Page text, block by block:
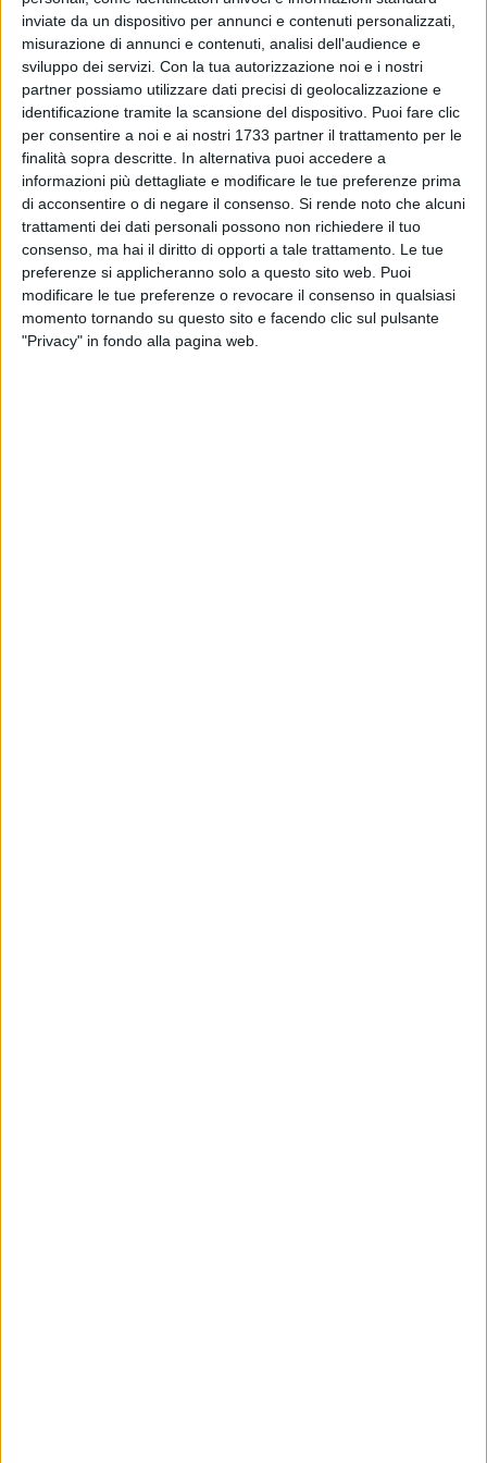
inviate da un dispositivo per annunci e contenuti personalizzati,
misurazione di annunci e contenuti, analisi dell'audience e
sviluppo dei servizi. Con la tua autorizzazione noi e i nostri
partner possiamo utilizzare dati precisi di geolocalizzazione e
identificazione tramite la scansione del dispositivo. Puoi fare clic
per consentire a noi e ai nostri 1733 partner il trattamento per le
finalità sopra descritte. In alternativa puoi accedere a
informazioni più dettagliate e modificare le tue preferenze prima
di acconsentire o di negare il consenso. Si rende noto che alcuni
trattamenti dei dati personali possono non richiedere il tuo
consenso, ma hai il diritto di opporti a tale trattamento. Le tue
preferenze si applicheranno solo a questo sito web. Puoi
modificare le tue preferenze o revocare il consenso in qualsiasi
momento tornando su questo sito e facendo clic sul pulsante
"Privacy" in fondo alla pagina web.
Ministero degli Interni dipartimento Pubblica Sicurezza)
dinanzi alla tomba del poliziotto terlizzese. Presenti le
autorità civili, religiose e militari tra cui ilQuestore di Bari
Antonio De Iesu, il comandante dei Carabinieri di Terlizzi
Ten. Paolo Millici, il comandante della Guardia di Finanza
della Tenenza di MolfettaGiuseppe Parisi
, il vice Questore
del Commissariato di Bitontodott Stefanizzie i vertici
dell'associazione della Polizia di Stato di Terlizzi.
Ovviamente non mancavaGiovanni Morgese, padre di
Gaetano e presidente della Fondazione "Gaetano Morgese
Onlus" istituita in memoria del compianto agente terlizzese
della PolFer. Stasera presso la Chiesa Nuova della Stella alle
ore 18.00 messa in ricordo di Gaetano Morgese.